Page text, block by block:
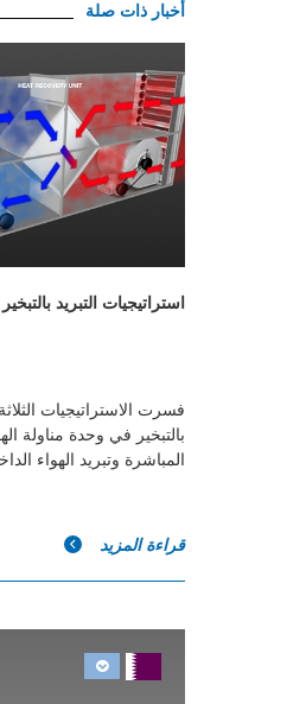
أخبار ذات صلة
استراتيجيات التبريد
فسرت الاستراتيجيات
بالتبخير في وحدة مناولة
المباشرة وتبريد الهواء
قراءة المزيد